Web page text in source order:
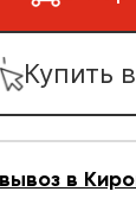
Купить
в